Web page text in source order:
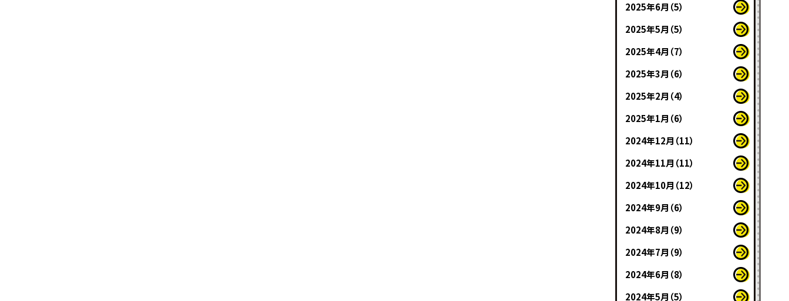
2025年6月（5）
2025年5月（5）
2025年4月（7）
2025年3月（6）
2025年2月（4）
2025年1月（6）
2024年12月（11）
2024年11月（11）
2024年10月（12）
2024年9月（6）
2024年8月（9）
2024年7月（9）
2024年6月（8）
2024年5月（5）